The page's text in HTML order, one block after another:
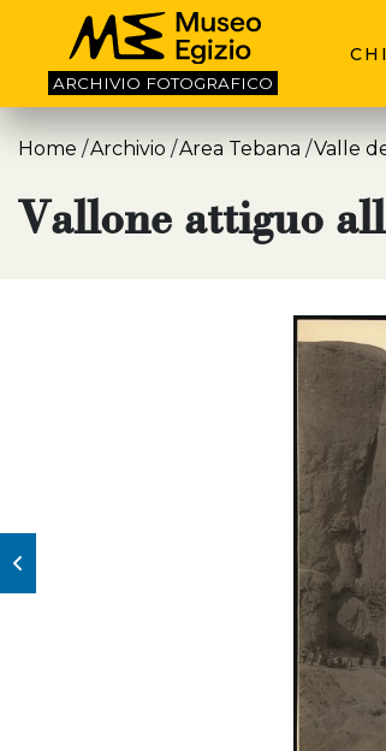
ARCHIVIO FOTOGRAFICO
Home Archivio Area Tebana Valle
Vallone attiguo